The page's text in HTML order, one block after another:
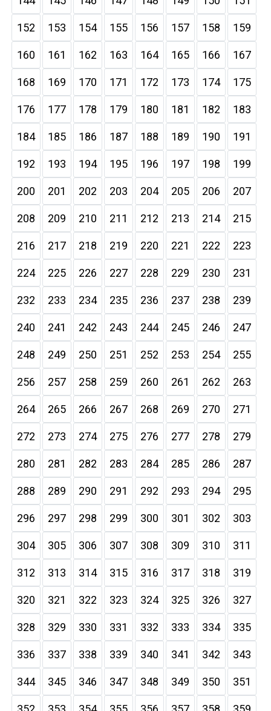
152 153 154 155 156 157 158 159
160 161 162 163 164 165 166 167
168 169 170 171 172 173 174 175
176 177 178 179 180 181 182 183
184 185 186 187 188 189 190 191
192 193 194 195 196 197 198 199
200 201 202 203 204 205 206 207
208 209 210 211 212 213 214 215
216 217 218 219 220 221 222 223
224 225 226 227 228 229 230 231
232 233 234 235 236 237 238 239
240 241 242 243 244 245 246 247
248 249 250 251 252 253 254 255
256 257 258 259 260 261 262 263
264 265 266 267 268 269 270 271
272 273 274 275 276 277 278 279
280 281 282 283 284 285 286 287
288 289 290 291 292 293 294 295
296 297 298 299 300 301 302 303
304 305 306 307 308 309 310 311
312 313 314 315 316 317 318 319
320 321 322 323 324 325 326 327
328 329 330 331 332 333 334 335
336 337 338 339 340 341 342 343
344 345 346 347 348 349 350 351